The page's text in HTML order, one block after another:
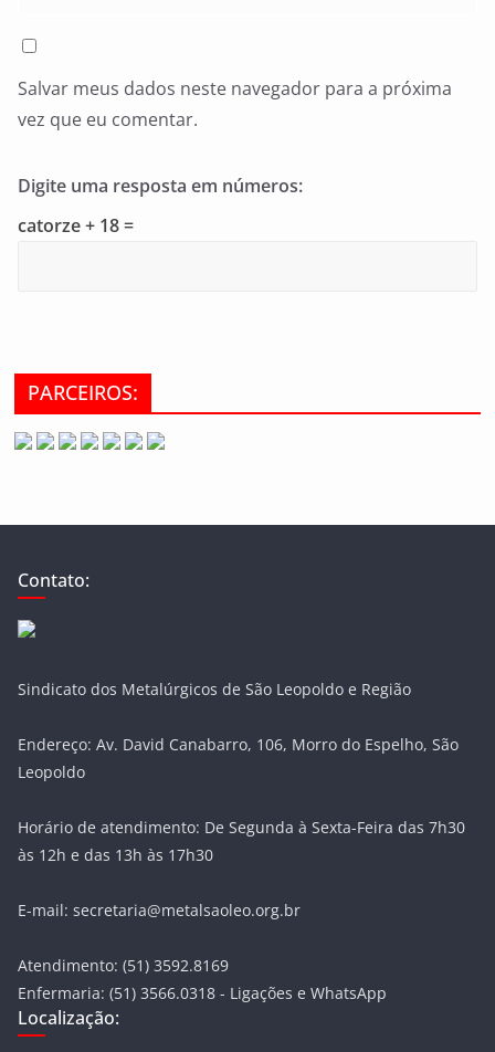
Salvar meus dados neste navegador para a próxima
vez que eu comentar.
Digite uma resposta em números:
catorze + 18 =
PARCEIROS:
Contato:
Sindicato dos Metalúrgicos de São Leopoldo e Região
Endereço: Av. David Canabarro, 106, Morro do Espelho, São
Leopoldo
Horário de atendimento: De Segunda à Sexta-Feira das 7h30
às 12h e das 13h às 17h30
E-mail: secretaria@metalsaoleo.org.br
Atendimento: (51) 3592.8169
Enfermaria: (51) 3566.0318 - Ligações e WhatsApp
Localização: